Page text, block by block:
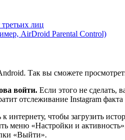
лиц
AirDroid Parental Control)
Так вы сможете
войти. Если этого не сделать,
отслеживание Instagram
интернету, чтобы загрузить
меню «Настройки и
«Выйти».